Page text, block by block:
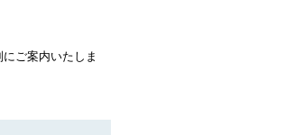
ご案内いたしま